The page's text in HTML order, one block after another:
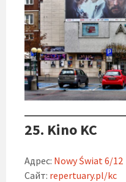
25. Kino KC
Адрес: Nowy Świat 6/12
Сайт: repertuary.pl/kc